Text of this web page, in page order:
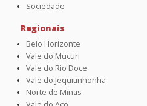
Sociedade
Regionais
Belo Horizonte
Vale do Mucuri
Vale do Rio Doce
Vale do Jequitinhonha
Norte de Minas